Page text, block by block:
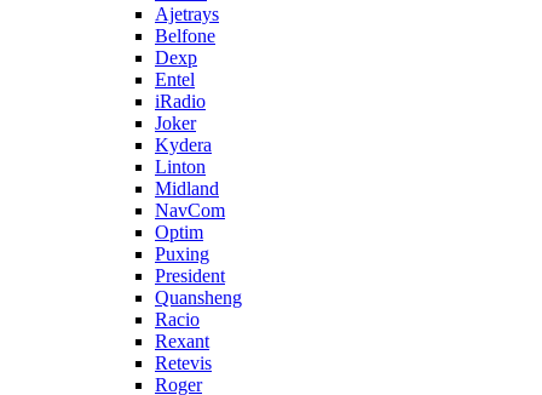
Ajetrays
Belfone
Dexp
Entel
iRadio
Joker
Kydera
Linton
Midland
NavCom
Optim
Puxing
President
Quansheng
Racio
Rexant
Retevis
Roger